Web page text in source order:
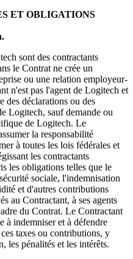
ET OBLIGATIONS
sont des contractants
le Contrat ne crée un
ou une relation employeur-
n'est pas l'agent de Logitech et
des déclarations ou des
Logitech, sauf demande ou
de Logitech. Le
la responsabilité
à toutes les lois fédérales et
les contractants
les obligations telles que le
sociale, l'indemnisation
et d'autres contributions
au Contractant, à ses agents
du Contrat. Le Contractant
à indemniser et à défendre
taxes ou contributions, y
les pénalités et les intérêts.